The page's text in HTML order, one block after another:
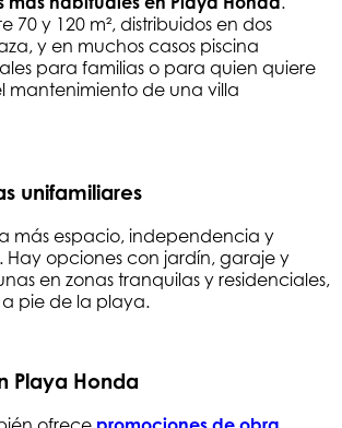
70 y 120 m², distribuidos en dos
y en muchos casos piscina
para familias o para quien quiere
mantenimiento de una villa
unifamiliares
más espacio, independencia y
opciones con jardín, garaje y
en zonas tranquilas y residenciales,
pie de la playa.
Playa Honda